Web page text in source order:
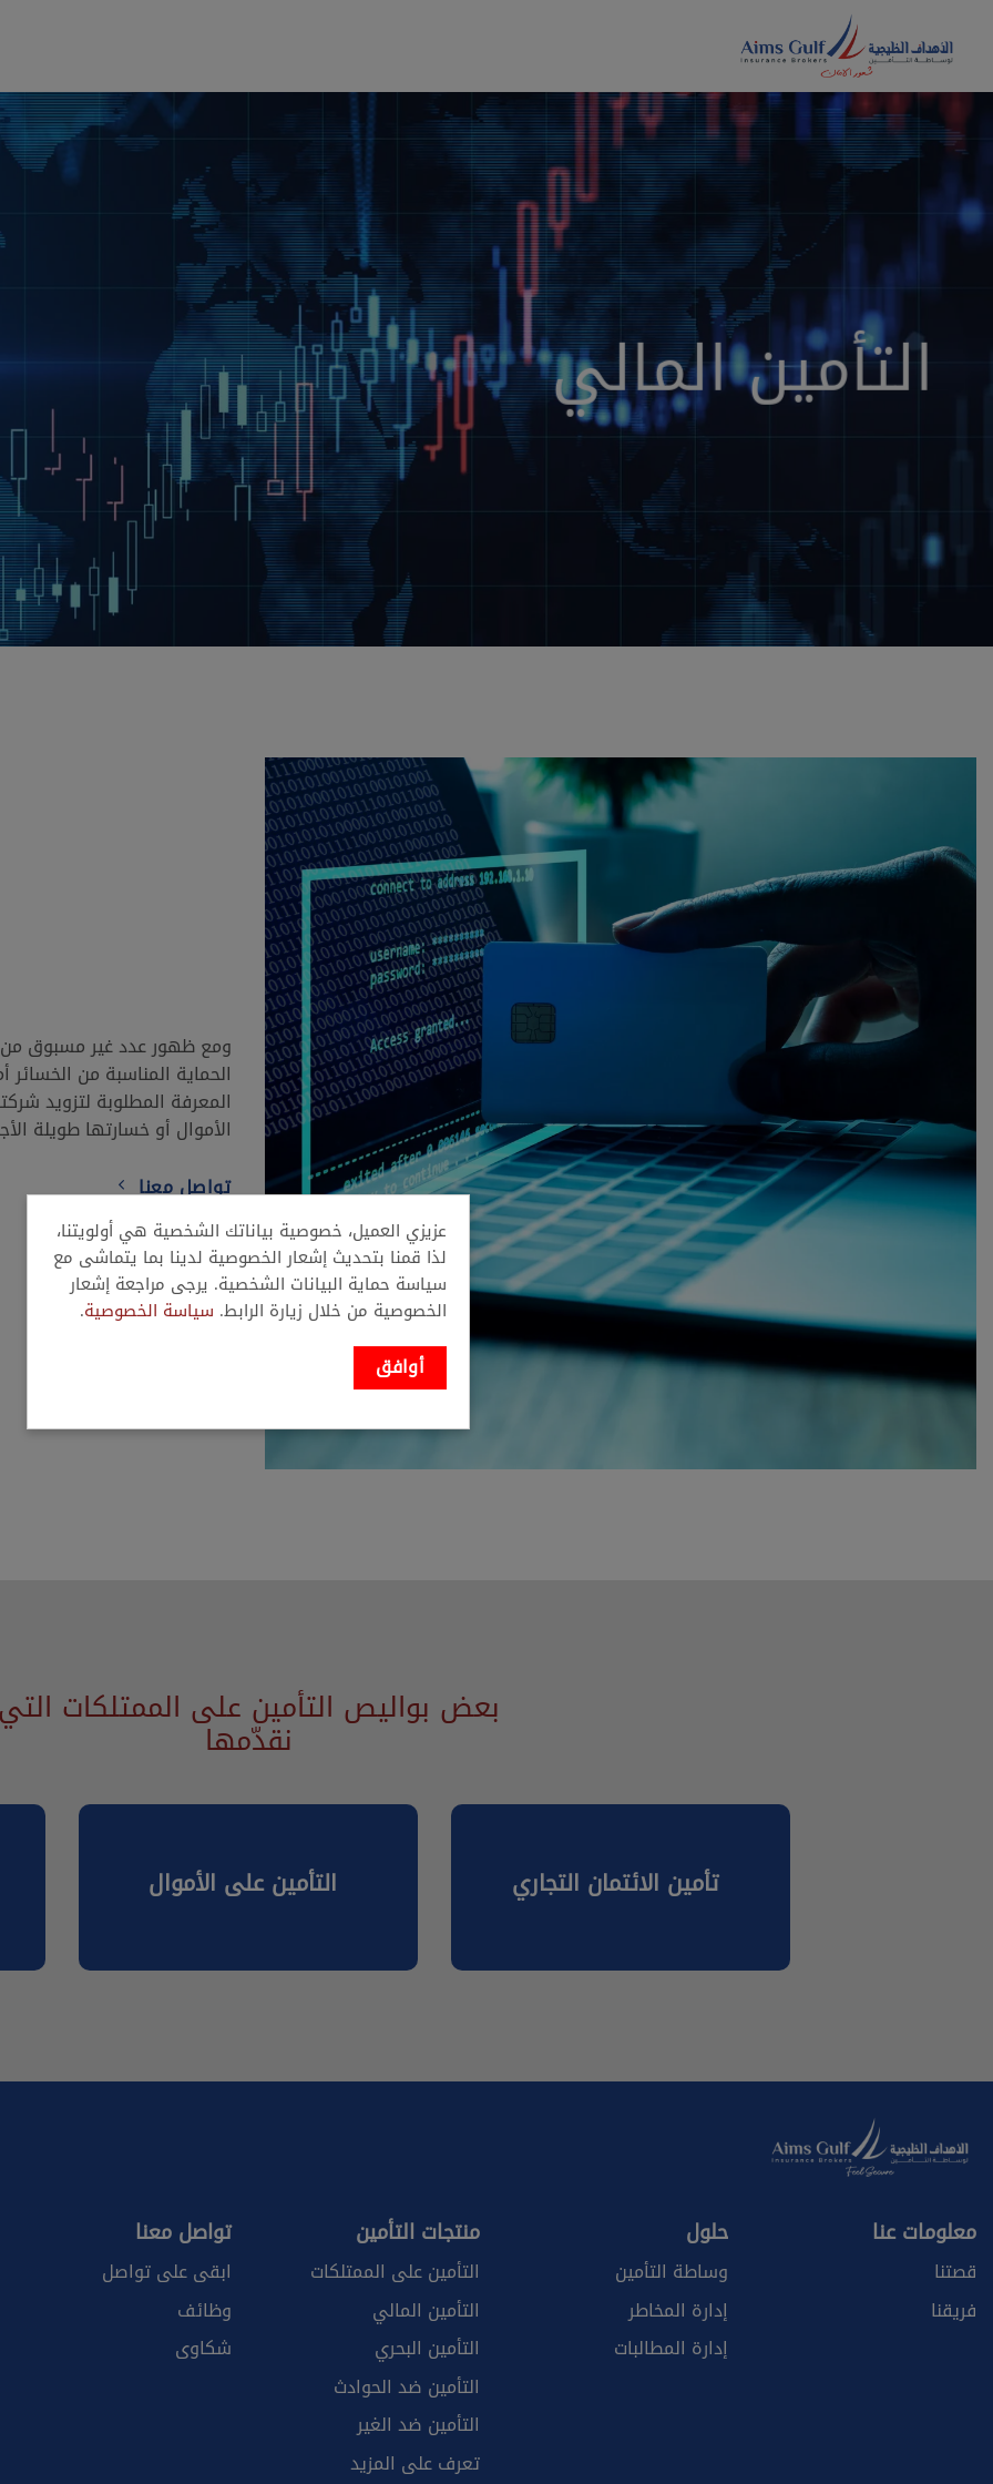
content
التأمين المالي
ومع ظهور عدد غير مسبوق من
الحماية المناسبة من الخسائر
المعرفة المطلوبة لتزويد
الأموال أو خسارتها طويلة
تواصل معنا
بعض بواليص التأمين على الممتلكات التي
نقدّمها
تأمين الائتمان التجاري التأمين على الأموال
معلومات عنا
قصتنا
فريقنا
حلول
وساطة التأمين
إدارة المخاطر
إدارة المطالبات
منتجات التأمين
التأمين على الممتلكات
التأمين المالي
التأمين البحري
التأمين ضد الحوادث
التأمين ضد الغير
تعرف على المزيد
تواصل معنا
ابقى على تواصل
وظائف
شكاوى
عزيزي العميل، خصوصية بياناتك الشخصية هي أولويتنا،
لذا قمنا بتحديث إشعار الخصوصية لدينا بما يتماشى مع
سياسة حماية البيانات الشخصية. يرجى مراجعة إشعار
الخصوصية من خلال زيارة الرابط. سياسة الخصوصية.
أوافق